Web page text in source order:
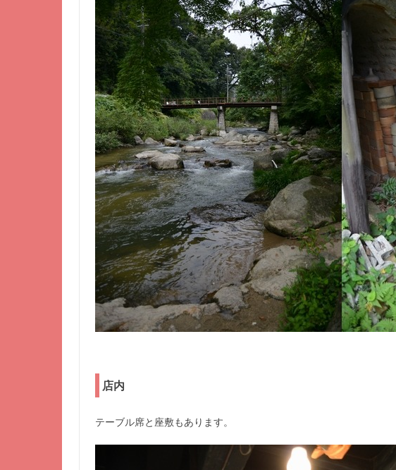
店内
テーブル席と座敷もあります。